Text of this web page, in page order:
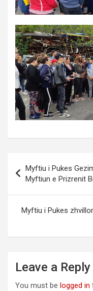
navigation
Myftiu i Pukes
Myftiun e Prizrenit
Myftiu i Pukes
Leave a Reply
You must be logged in